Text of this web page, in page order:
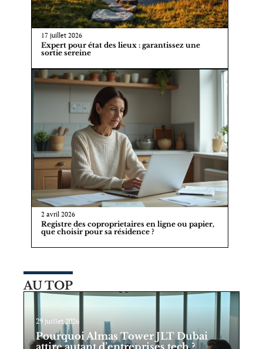
17 juillet 2026
Expert pour état des lieux : garantissez une
sortie sereine
2 avril 2026
Registre des coproprietaires en ligne ou papier,
que choisir pour sa résidence ?
AU TOP
29 juillet 2026
Pourquoi Almas Tower JLT Dubai
attire autant d’entreprises tech ?